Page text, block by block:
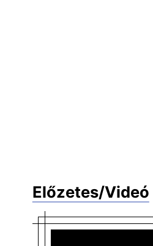
Előzetes/Videó